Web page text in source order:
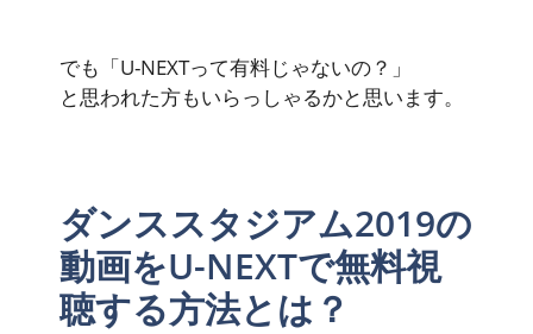
でも「U-NEXTって有料じゃないの？」
と思われた方もいらっしゃるかと思います。
ダンススタジアム2019の
動画をU-NEXTで無料視
聴する方法とは？